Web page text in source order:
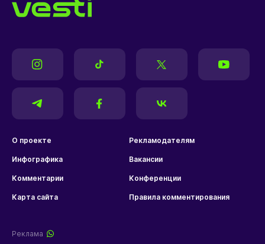
О проекте Рекламодателям
Инфографика Вакансии
Комментарии Конференции
Карта сайта Правила комментирования
Реклама